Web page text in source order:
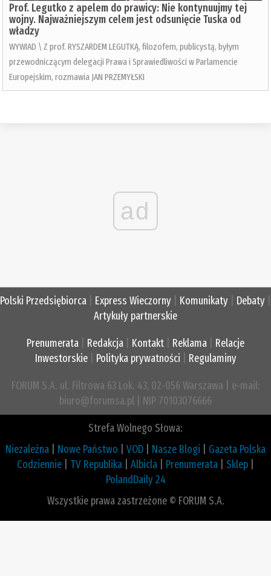
Prof. Legutko z apelem do prawicy: Nie kontynuujmy tej
wojny. Najważniejszym celem jest odsunięcie Tuska od
władzy
WYWIAD \ Z prof. RYSZARDEM LEGUTKĄ, filozofem, publicystą, byłym
przewodniczącym delegacji Prawa i Sprawiedliwości w Parlamencie
Europejskim, rozmawia JAN PRZEMYŁSKI
ad
Polski Przedsiębiorca Express Wieczorny Komunikaty Debaty
Artykuły partnerskie
Prenumerata Redakcja Kontakt Reklama
Relacje
Inwestorskie| Polityka prywatności Regulaminy
FORUM S.A. ul. Filtrowa 63 Lok. 43, 02-056 Warszawa | e-mail:
biuro@forumsa.pl | NIP 70103076666
Strefa Wolnego Słowa:
Niezależna
Nowe Państwo VOD Nasze Blogi
Gazeta Polska
Codziennie
TV Republika Albicla Prenumerata Sklep
PolandDaily 24
Wszystkie prawa zastrzeżone © FORUM S.A.